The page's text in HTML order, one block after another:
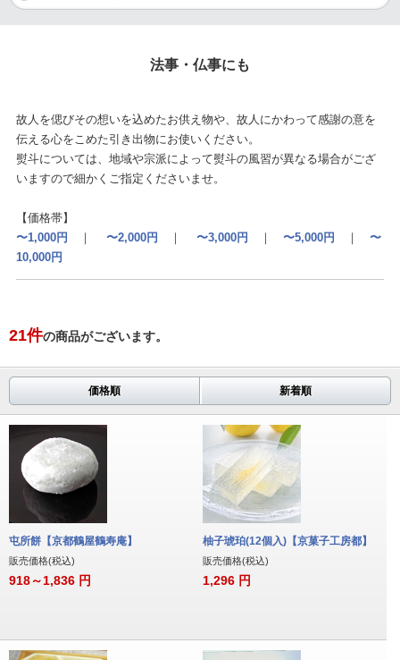
法事・仏事にも
故人を偲びその想いを込めたお供え物や、故人にかわって感謝の意を
伝える心をこめた引き出物にお使いください。
熨斗については、地域や宗派によって熨斗の風習が異なる場合がござ
いますので細かくご指定くださいませ。
【価格帯】
〜1,000円 ｜ 〜2,000円 ｜ 〜3,000円 ｜ 〜5,000円 ｜ 〜
10,000円
21件の商品がございます。
価格順 新着順
屯所餅【京都鶴屋鶴寿庵】
販売価格(税込)
918～1,836 円
柚子琥珀(12個入)【京菓子工房都】
販売価格(税込)
1,296 円